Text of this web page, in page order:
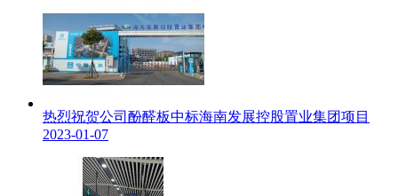
热烈祝贺公司酚醛板中标海南发展控股置业集团项目
2023-01-07